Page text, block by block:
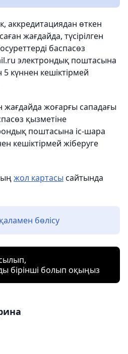
аккредитациядан өткен
жағдайда, түсірілген
баспасөз
электрондық поштасына
5 күннен кешіктірмей
жағдайда жоғарғы сападағы
қызметіне
поштасына іс-шара
кешіктірмей жіберуге
жол картасы сайтында
бөлісу
бірінші болып оқыңыз